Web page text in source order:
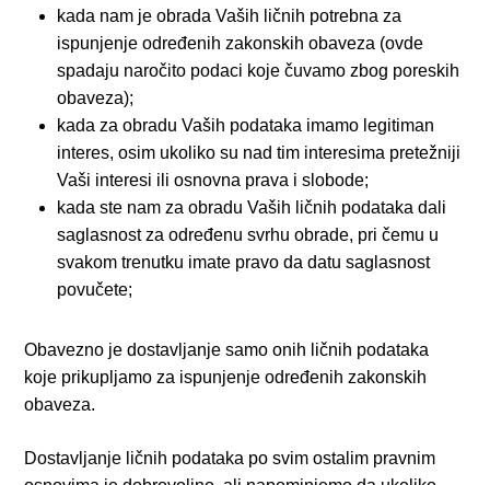
kada nam je obrada Vaših ličnih potrebna za
ispunjenje određenih zakonskih obaveza (ovde
spadaju naročito podaci koje čuvamo zbog poreskih
obaveza);
kada za obradu Vaših podataka imamo legitiman
interes, osim ukoliko su nad tim interesima pretežniji
Vaši interesi ili osnovna prava i slobode;
kada ste nam za obradu Vaših ličnih podataka dali
saglasnost za određenu svrhu obrade, pri čemu u
svakom trenutku imate pravo da datu saglasnost
povučete;
Obavezno je dostavljanje samo onih ličnih podataka
koje prikupljamo za ispunjenje određenih zakonskih
obaveza.
Dostavljanje ličnih podataka po svim ostalim pravnim